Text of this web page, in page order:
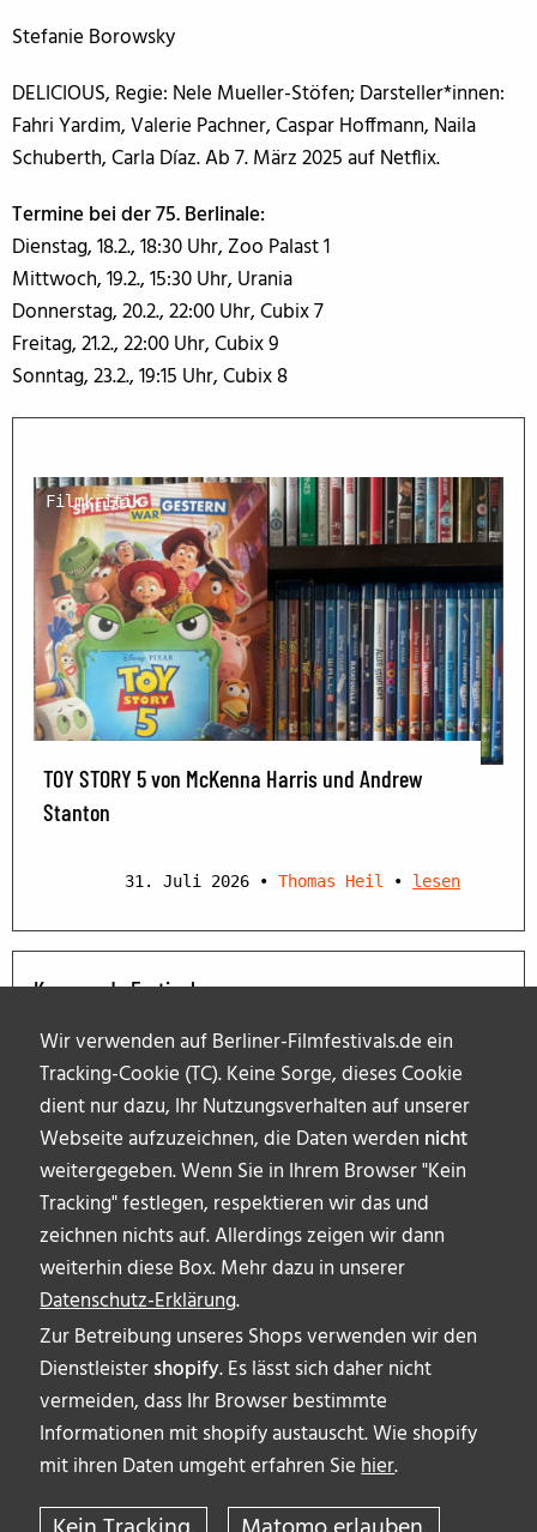
Wir verwenden auf Berliner-Filmfestivals.de ein
Tracking-Cookie (TC). Keine Sorge, dieses Cookie
dient nur dazu, Ihr Nutzungsverhalten auf unserer
Webseite aufzuzeichnen, die Daten werden nicht
weitergegeben. Wenn Sie in Ihrem Browser "Kein
Tracking" festlegen, respektieren wir das und
zeichnen nichts auf. Allerdings zeigen wir dann
weiterhin diese Box. Mehr dazu in unserer
Datenschutz-Erklärung.
Zur Betreibung unseres Shops verwenden wir den
Dienstleistershopify. Es lässt sich daher nicht
vermeiden, dass Ihr Browser bestimmte
Informationen mit shopify austauscht. Wie shopify
mit ihren Daten umgeht erfahren Siehier.
Stefanie Borowsky
DELICIOUS, Regie: Nele Mueller-Stöfen; Darsteller*innen:
Fahri Yardim, Valerie Pachner, Caspar Hoffmann, Naila
Schuberth, Carla Díaz. Ab 7. März 2025 auf Netflix.
Termine bei der 75. Berlinale:
Dienstag, 18.2., 18:30 Uhr, Zoo Palast 1
Mittwoch, 19.2., 15:30 Uhr, Urania
Donnerstag, 20.2., 22:00 Uhr, Cubix 7
Freitag, 21.2., 22:00 Uhr, Cubix 9
Sonntag, 23.2., 19:15 Uhr, Cubix 8
Filmkritik
TOY STORY 5 von McKenna Harris und Andrew
Stanton
31. Juli 2026 • Thomas Heil • lesen
Kommende Festivals
ÜBER UNS
AUTOR_INNEN
DATENSCHUTZERKLÄRUNG